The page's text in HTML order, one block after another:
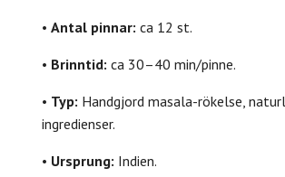
• Antal pinnar: ca 12 st.
• Brinntid: ca 30–40 min/pinne.
• Typ: Handgjord masala-rökelse,
ingredienser.
• Ursprung: Indien.